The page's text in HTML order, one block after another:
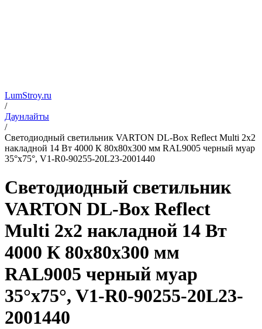
LumStroy.ru
/
Даунлайты
/
Светодиодный светильник VARTON DL-Box Reflect Multi 2x2
накладной 14 Вт 4000 К 80х80х300 мм RAL9005 черный муар
35°x75°, V1-R0-90255-20L23-2001440
Светодиодный светильник
VARTON DL-Box Reflect
Multi 2x2 накладной 14 Вт
4000 К 80х80х300 мм
RAL9005 черный муар
35°x75°, V1-R0-90255-20L23-
2001440